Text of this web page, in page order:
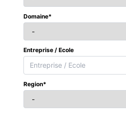
Domaine*
Entreprise / Ecole
Region*